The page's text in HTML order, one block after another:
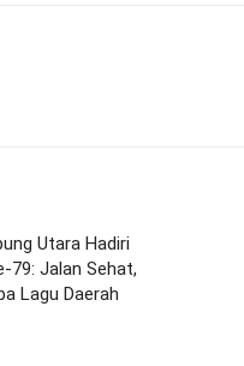
Utara Hadiri
79: Jalan Sehat,
Lagu Daerah